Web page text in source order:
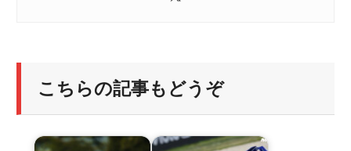
こちらの記事もどうぞ